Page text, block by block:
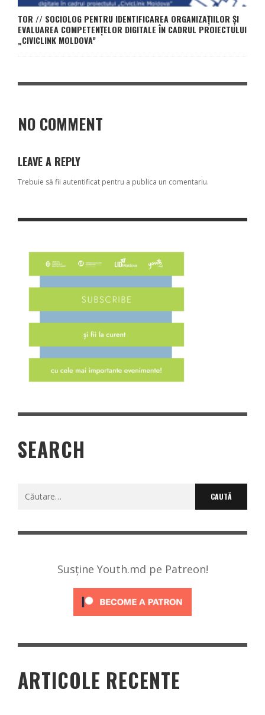
TOR // SOCIOLOG PENTRU IDENTIFICAREA ORGANIZAȚIILOR ȘI
EVALUAREA COMPETENȚELOR DIGITALE ÎN CADRUL PROIECTULUI
„CIVICLINK MOLDOVA”
NO COMMENT
LEAVE A REPLY
Trebuie să fii autentificat pentru a publica un comentariu.
SEARCH
Caută
Susține Youth.md pe Patreon!
ARTICOLE RECENTE